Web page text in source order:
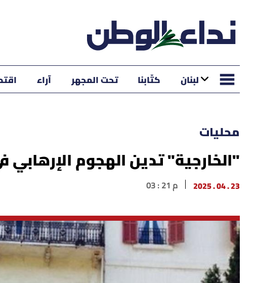
لبنان كتّابنا تحت المجهر آراء
محليات
"الخارجية" تدين الهجوم
23 . 04 . 2025 03 : 21 م